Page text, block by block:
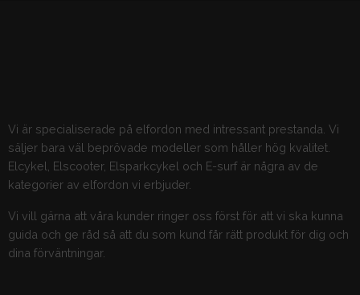
Vi är specialiserade på elfordon med intressant prestanda. Vi
säljer bara väl beprövade modeller som håller hög kvalitet.
Elcykel, Elscooter, Elsparkcykel och E-surf är några av de
kategorier av elfordon vi erbjuder.
Vi vill gärna att våra kunder ringer oss först för att vi ska kunna
guida och ge råd så att du som kund får rätt produkt för dig och
dina förväntningar.